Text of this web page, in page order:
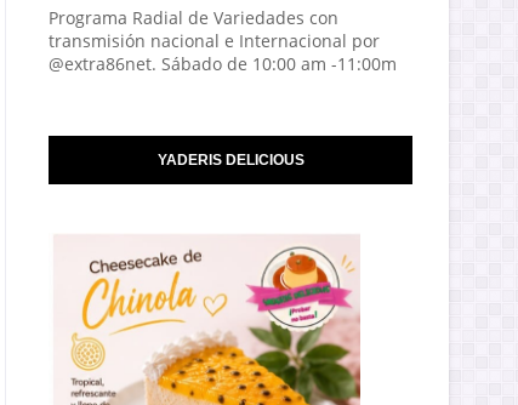
Programa Radial de Variedades con
transmisión nacional e Internacional por
@extra86net. Sábado de 10:00 am -11:00m
YADERIS DELICIOUS